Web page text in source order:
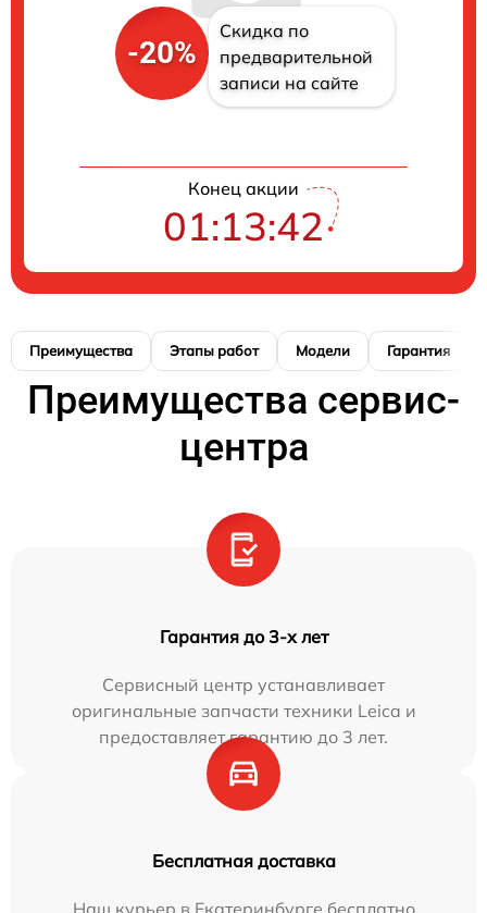
-20%
Скидка по
предварительной
записи на сайте
Конец акции
01:13:41
Преимущества Этапы работ Модели Гарантия
Преимущества сервис-
центра
Гарантия до 3-х лет
Сервисный центр устанавливает
оригинальные запчасти техники Leica и
предоставляет гарантию до 3 лет.
Бесплатная доставка
Наш курьер в Екатеринбурге бесплатно